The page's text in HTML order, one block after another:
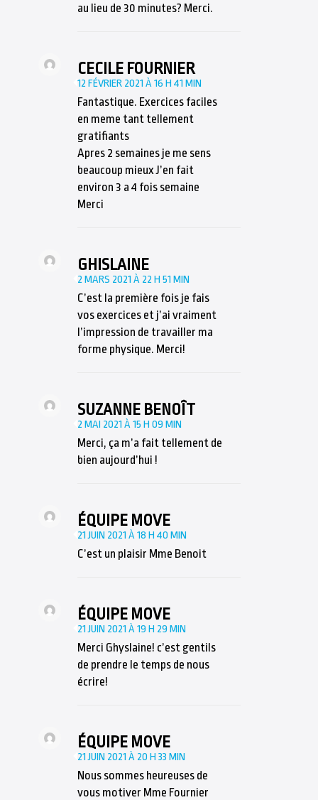
au lieu de 30 minutes? Merci.
CECILE FOURNIER
12 FÉVRIER 2021 À 16 H 41 MIN
Fantastique. Exercices faciles
en meme tant tellement
gratifiants
Apres 2 semaines je me sens
beaucoup mieux J’en fait
environ 3 a 4 fois semaine
Merci
GHISLAINE
2 MARS 2021 À 22 H 51 MIN
C’est la première fois je fais
vos exercices et j’ai vraiment
l’impression de travailler ma
forme physique. Merci!
SUZANNE BENOÎT
2 MAI 2021 À 15 H 09 MIN
Merci, ça m’a fait tellement de
bien aujourd’hui !
ÉQUIPE MOVE
21 JUIN 2021 À 18 H 40 MIN
C’est un plaisir Mme Benoit
ÉQUIPE MOVE
21 JUIN 2021 À 19 H 29 MIN
Merci Ghyslaine! c’est gentils
de prendre le temps de nous
écrire!
ÉQUIPE MOVE
21 JUIN 2021 À 20 H 33 MIN
Nous sommes heureuses de
vous motiver Mme Fournier